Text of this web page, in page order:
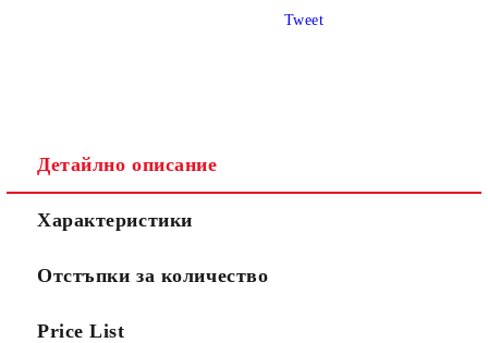
Tweet
Детайлно описание
Характеристики
Отстъпки за количество
Price List